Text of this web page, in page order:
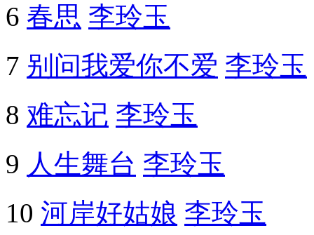
6 春思 李玲玉
7 别问我爱你不爱 李玲玉
8 难忘记 李玲玉
9 人生舞台 李玲玉
10 河岸好姑娘 李玲玉